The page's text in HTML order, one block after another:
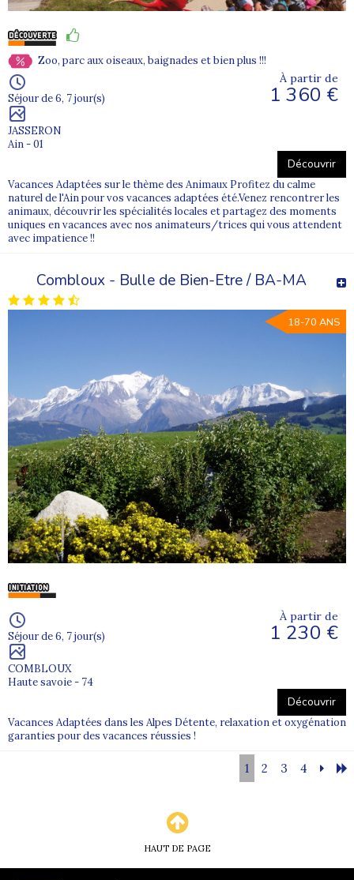
Zoo, parc aux oiseaux, baignades et bien plus !!!
Séjour de 6, 7 jour(s)
JASSERON
Ain - 01
À partir de
1 360 €
Découvrir
Vacances Adaptées sur le thème des Animaux Profitez du calme
naturel de l'Ain pour vos vacances adaptées été.Venez rencontrer les
animaux, découvrir les spécialités locales et partagez des moments
uniques en vacances avec nos animateurs/trices qui vous attendent
avec impatience !!
Combloux - Bulle de Bien-Etre / BA-MA
18-70 ANS
Séjour de 6, 7 jour(s)
COMBLOUX
Haute savoie - 74
À partir de
1 230 €
Découvrir
Vacances Adaptées dans les Alpes Détente, relaxation et oxygénation
garanties pour des vacances réussies !
1 2 3 4
HAUT DE PAGE